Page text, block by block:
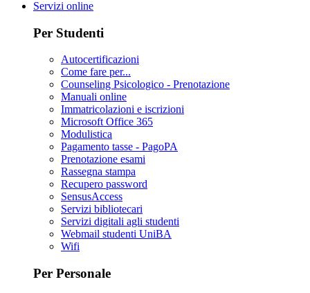
Servizi online
Per Studenti
Autocertificazioni
Come fare per...
Counseling Psicologico - Prenotazione
Manuali online
Immatricolazioni e iscrizioni
Microsoft Office 365
Modulistica
Pagamento tasse - PagoPA
Prenotazione esami
Rassegna stampa
Recupero password
SensusAccess
Servizi bibliotecari
Servizi digitali agli studenti
Webmail studenti UniBA
Wifi
Per Personale